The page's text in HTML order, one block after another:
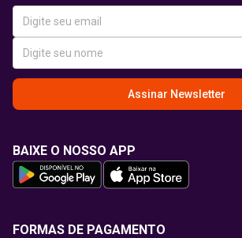
Assinar Newsletter
BAIXE O NOSSO APP
FORMAS DE PAGAMENTO